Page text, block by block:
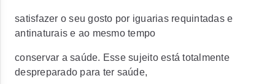
satisfazer o seu gosto por iguarias requintadas e
antinaturais e ao mesmo tempo
conservar a saúde. Esse sujeito está totalmente
despreparado para ter saúde,